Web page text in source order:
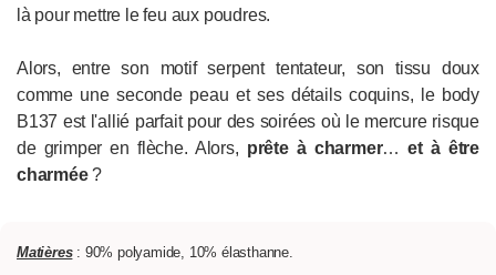
là pour mettre le feu aux poudres.
Alors, entre son motif serpent tentateur, son tissu doux
comme une seconde peau et ses détails coquins, le body
B137 est l'allié parfait pour des soirées où le mercure risque
de grimper en flèche. Alors, prête à charmer…et à être
charmée?
Matières: 90% polyamide, 10% élasthanne.